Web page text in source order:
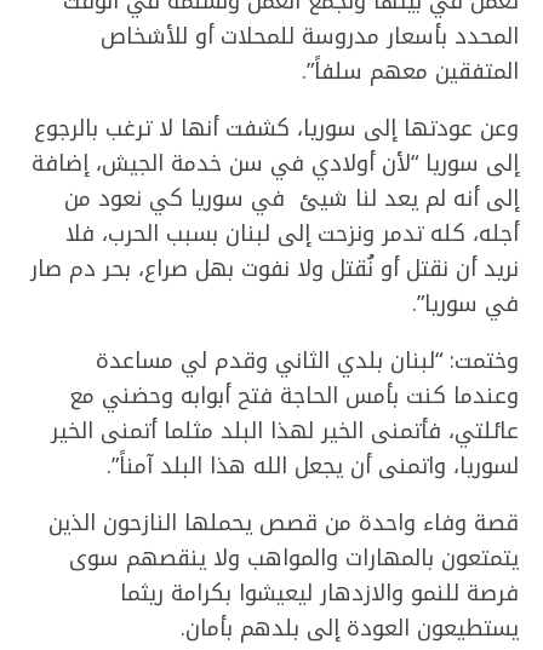
المحدد بأسعار مدروسة للمحلات أو للأشخاص
المتفقين معهم سلفاً”.
وعن عودتها إلى سوريا، كشفت أنها لا ترغب بالرجوع
إلى سوريا “لأن أولادي في سن خدمة الجيش، إضافة
إلى أنه لم يعد لنا شيئ في سوريا كي نعود من
أجله، كله تدمر ونزحت إلى لبنان بسبب الحرب، فلا
نريد أن نقتل أو نُقتل ولا نفوت بهل صراع، بحر دم صار
في سوريا”.
وختمت: “لبنان بلدي الثاني وقدم لي مساعدة
وعندما كنت بأمس الحاجة فتح أبوابه وحضني مع
عائلتي، فأتمنى الخير لهذا البلد مثلما أتمنى الخير
لسوريا، واتمنى أن يجعل الله هذا البلد آمناً”.
قصة وفاء واحدة من قصص يحملها النازحون الذين
يتمتعون بالمهارات والمواهب ولا ينقصهم سوى
فرصة للنمو والازدهار ليعيشوا بكرامة ريثما
يستطيعون العودة إلى بلدهم بأمان.